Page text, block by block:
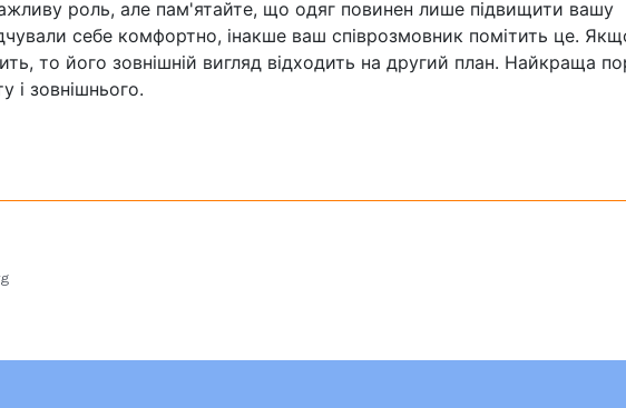
роль, але пам'ятайте, що одяг повинен лише підвищити вашу
себе комфортно, інакше ваш співрозмовник помітить це.
то його зовнішній вигляд відходить на другий план. Найкраща
і зовнішнього.